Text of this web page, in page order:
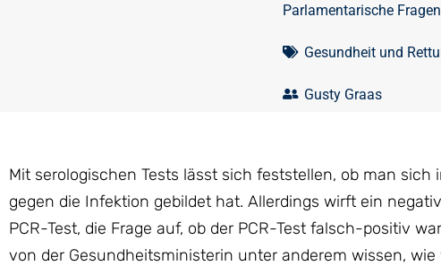
Parlamentarische Fragen
Gesundheit und
Gusty Graas
Mit serologischen Tests lässt sich feststellen, ob man
gegen die Infektion gebildet hat. Allerdings wirft ein
PCR-Test, die Frage auf, ob der PCR-Test falsch-positiv
von der Gesundheitsministerin unter anderem wissen,